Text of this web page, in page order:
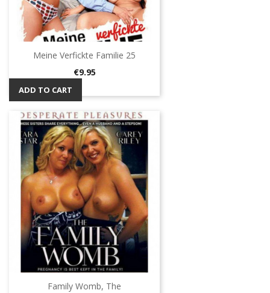
Meine Verfickte Familie 25
Price
€9.95
ADD TO CART
Family Womb, The